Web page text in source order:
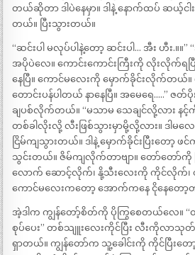
တယ်ဆိုတာ ဒါပဲနေမှာ။ ဒါနဲ့ နောက်ထပ် ဆယ့်
တယ်။ ပြီးသွားတယ်။
“ဆင်းပါ မလုပ်ပါနဲ့တော့ ဆင်းပါ… အီး ဟီး.။။”
အပိုပဲလေ။ ကောင်းကောင်းကြီးကို လိုးလိုက်ရပ
နေပြီ။ ကောင်မလေးကို မှောက်ခိုင်းလိုက်တယ်။
တောင်းပန်ပါတယ် နာနေပြီ။ အမေရေ…..” ဇတ်
ချပစ်လိုက်တယ်။ “မသာမ သေချင်လို့လား နင့်ကို
တစ်ခါလိုးလို့ လီးဖြစ်သွားမှာမို့လို့လား။ ဒါမလေ
ငြိမ်ကျသွားတယ်။ ဒါနဲ့ မှောက်ခိုင်းပြီးတော့ ဖ
သွင်းတယ်။ ဇိမ်ကျလိုက်တာဗျာ။ တော်တော်ကို
လောက် ဆောင့်လိုက်၊ နို့သီးလေးကို ကိုင်လိုက်၊
ကောင်မလေးကတော့ အောက်ကနေ ငိုနေတော့
အဲ့ဒါက ကျွန်တော့်စိတ်ကို ပိုကြွစေတယ်လေ။ “
စုပ်ပေး” တစ်သျူးလေးကိုင်ပြီး လီးကိုလာသုတ်
ရှာတယ်။ ကျွန်တော်က သူ့ခေါင်းကို ကိုင်ပြီးတ